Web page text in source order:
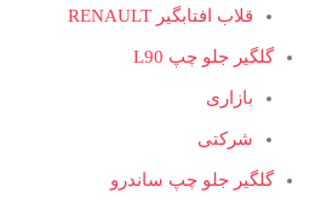
قلاب افتابگیر RENAULT
گلگیر جلو چپ L90
بازاری
شرکتی
گلگیر جلو چپ ساندرو